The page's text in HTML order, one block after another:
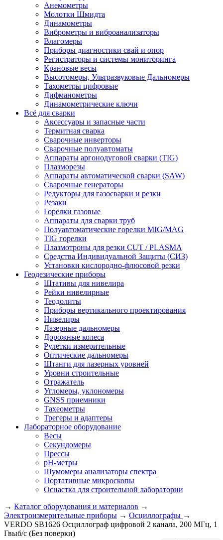
Анемометры
Молотки Шмидта
Динамометры
Виброметры и виброанализаторы
Влагомеры
Приборы диагностики свай и опор
Регистраторы и системы мониторинга
Крановые весы
Высотомеры, Ультразвуковые Дальномеры
Тахометры цифровые
Дифманометры
Динамометрические ключи
Всё для сварки
Аксессуары и запасные части
Термитная сварка
Сварочные инверторы
Сварочные полуавтоматы
Аппараты аргонодуговой сварки (TIG)
Плазморезы
Аппараты автоматической сварки (SAW)
Сварочные генераторы
Редукторы для газосварки и резки
Резаки
Горелки газовые
Аппараты для сварки труб
Полуавтоматические горелки MIG/MAG
TIG горелки
Плазмотроны для резки CUT / PLASMA
Средства Индивидуальной Защиты (СИЗ)
Установки кислородно-флюсовой резки
Геодезические приборы
Штативы для нивелира
Рейки нивелирные
Теодолиты
Приборы вертикального проектирования
Нивелиры
Лазерные дальномеры
Дорожные колеса
Рулетки измерительные
Оптические дальномеры
Штанги для лазерных уровней
Уровни строительные
Отражатель
Угломеры, уклономеры
GNSS приемники
Тахеометры
Трегеры и адаптеры
Лабораторное оборудование
Весы
Секундомеры
Прессы
pH-метры
Шумомеры анализаторы спектра
Портативные микроскопы
Оснастка для строительной лаборатории
→ Каталог оборудования и материалов →
Электроизмерительные приборы → Осциллографы →
VERDO SB1626 Осциллограф цифровой 2 канала, 200 МГц, 1
Гвыб/с (Без поверки)